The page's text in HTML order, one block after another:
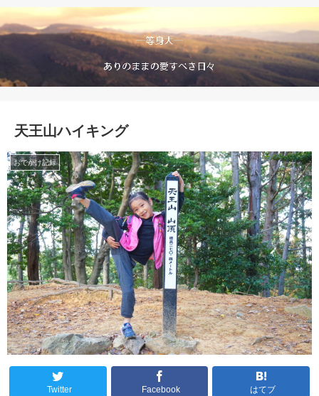
天王山ハイキング
おでかけ記録
Twitter Facebook はてブ